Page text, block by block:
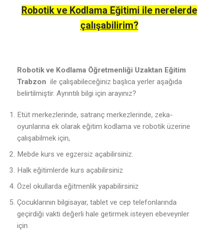
Robotik ve Kodlama Eğitimi ile nerelerde
çalışabilirim?
Robotik ve Kodlama Öğretmenliği Uzaktan Eğitim
Trabzon ile çalışabileceğiniz başlıca yerler aşağıda
belirtilmiştir. Ayrıntılı bilgi için arayınız?
Etüt merkezlerinde, satranç merkezlerinde, zeka-
oyunlarına ek olarak eğitim kodlama ve robotik üzerine
çalışabilmek için,
Mebde kurs ve egzersiz açabilirsiniz.
Halk eğitimlerde kurs açabilirsiniz
Özel okullarda eğitmenlik yapabilirsiniz
Çocuklarının bilgisayar, tablet ve cep telefonlarında
geçirdiği vakti değerli hale getirmek isteyen ebeveynler
için